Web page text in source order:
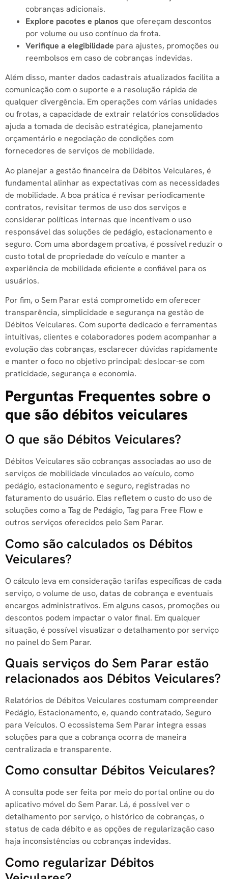
cobranças adicionais.
Explore pacotes e planos que ofereçam descontos
por volume ou uso contínuo da frota.
Verifique a elegibilidade para ajustes, promoções ou
reembolsos em caso de cobranças indevidas.
Além disso, manter dados cadastrais atualizados facilita a
comunicação com o suporte e a resolução rápida de
qualquer divergência. Em operações com várias unidades
ou frotas, a capacidade de extrair relatórios consolidados
ajuda a tomada de decisão estratégica, planejamento
orçamentário e negociação de condições com
fornecedores de serviços de mobilidade.
Ao planejar a gestão financeira de Débitos Veiculares, é
fundamental alinhar as expectativas com as necessidades
de mobilidade. A boa prática é revisar periodicamente
contratos, revisitar termos de uso dos serviços e
considerar políticas internas que incentivem o uso
responsável das soluções de pedágio, estacionamento e
seguro. Com uma abordagem proativa, é possível reduzir o
custo total de propriedade do veículo e manter a
experiência de mobilidade eficiente e confiável para os
usuários.
Por fim, o Sem Parar está comprometido em oferecer
transparência, simplicidade e segurança na gestão de
Débitos Veiculares. Com suporte dedicado e ferramentas
intuitivas, clientes e colaboradores podem acompanhar a
evolução das cobranças, esclarecer dúvidas rapidamente
e manter o foco no objetivo principal: deslocar-se com
praticidade, segurança e economia.
Perguntas Frequentes sobre o
que são débitos veiculares
O que são Débitos Veiculares?
Débitos Veiculares são cobranças associadas ao uso de
serviços de mobilidade vinculados ao veículo, como
pedágio, estacionamento e seguro, registradas no
faturamento do usuário. Elas refletem o custo do uso de
soluções como a Tag de Pedágio, Tag para Free Flow e
outros serviços oferecidos pelo Sem Parar.
Como são calculados os Débitos
Veiculares?
O cálculo leva em consideração tarifas específicas de cada
serviço, o volume de uso, datas de cobrança e eventuais
encargos administrativos. Em alguns casos, promoções ou
descontos podem impactar o valor final. Em qualquer
situação, é possível visualizar o detalhamento por serviço
no painel do Sem Parar.
Quais serviços do Sem Parar estão
relacionados aos Débitos Veiculares?
Relatórios de Débitos Veiculares costumam compreender
Pedágio, Estacionamento, e, quando contratado, Seguro
para Veículos. O ecossistema Sem Parar integra essas
soluções para que a cobrança ocorra de maneira
centralizada e transparente.
Como consultar Débitos Veiculares?
A consulta pode ser feita por meio do portal online ou do
aplicativo móvel do Sem Parar. Lá, é possível ver o
detalhamento por serviço, o histórico de cobranças, o
status de cada débito e as opções de regularização caso
haja inconsistências ou cobranças indevidas.
Como regularizar Débitos